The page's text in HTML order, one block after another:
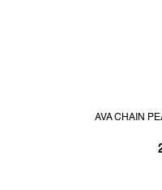
AVA CHAIN